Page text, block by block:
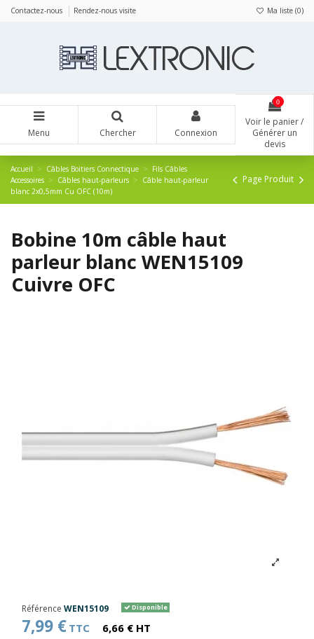
Contactez-nous Rendez-nous visite Ma liste (0)
Menu Chercher Connexion
0
Voir le panier /
Générer un
devis
Accueil Câbles Boitiers Connectique
Fils Câbles
Accessoires
Câbles haut-parleurs
Câble haut-parleur
blanc 2x0,5mm Cu OFC (10m)
Page Produit
Bobine 10m câble haut
parleur blanc WEN15109
Cuivre OFC
Référence WEN15109 Disponible
7,99 € TTC 6,66 € HT
Panneau de gestion des cookies